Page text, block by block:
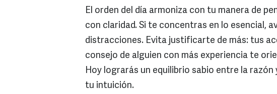
El orden del día armoniza con tu manera de
con claridad. Si te concentras en lo esencial,
distracciones. Evita justificarte de más: tus
consejo de alguien con más experiencia te
Hoy lograrás un equilibrio sabio entre la
tu intuición.